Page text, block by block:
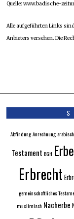
Quelle: www.badische-
Alle aufgeführten Links
Anbieters versehen. Die
AbfindungAnrechnungarabisch
Testament BGH Erbe
Erbrecht
gemeinschaftliches
muslimisch Nacherbe